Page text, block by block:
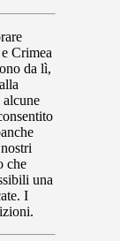
Crimea
da lì,
che
una
I